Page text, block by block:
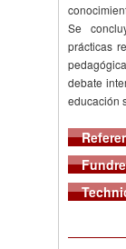
Se
prácticas
debate
educación